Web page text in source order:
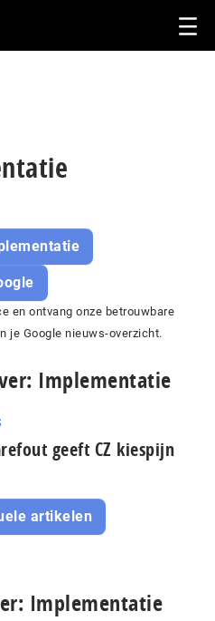
en ontvang onze betrouwbare
je Google nieuws-overzicht.
Implementatie
geeft CZ kiespijn
artikelen
Implementatie